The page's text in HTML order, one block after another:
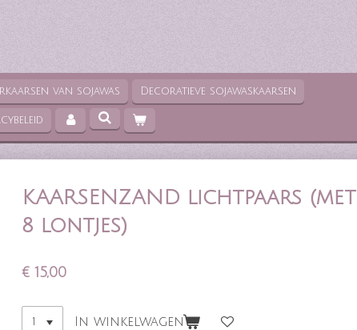
van sojawas Decoratieve sojawaskaarsen
KAARSENZAND lichtpaars (met
8 lontjes)
€ 15,00
In winkelwagen